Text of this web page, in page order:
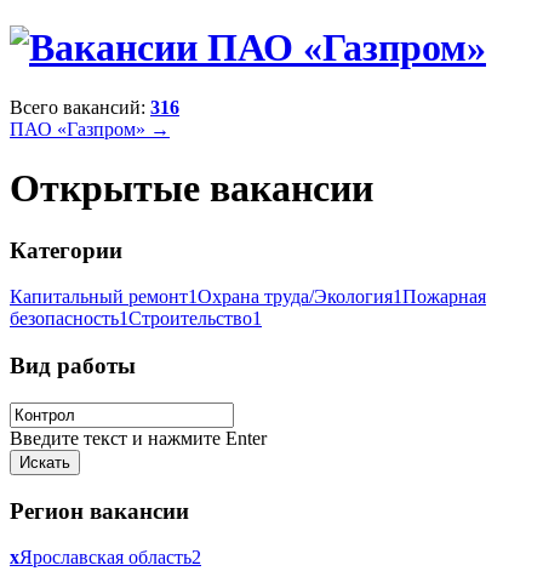
Всего вакансий: 316
ПАО «Газпром» →
Открытые вакансии
Категории
Капитальный ремонт1Охрана труда/Экология1Пожарная
безопасность1Строительство1
Вид работы
Введите текст и нажмите Enter
Регион вакансии
xЯрославская область2